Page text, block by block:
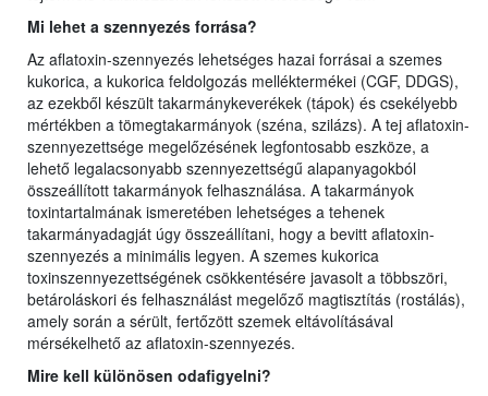
Mi lehet a szennyezés forrása?
Az aflatoxin-szennyezés lehetséges hazai forrásai a szemes
kukorica, a kukorica feldolgozás melléktermékei (CGF, DDGS),
az ezekből készült takarmánykeverékek (tápok) és csekélyebb
mértékben a tömegtakarmányok (széna, szilázs). A tej aflatoxin-
szennyezettsége megelőzésének legfontosabb eszköze, a
lehető legalacsonyabb szennyezettségű alapanyagokból
összeállított takarmányok felhasználása. A takarmányok
toxintartalmának ismeretében lehetséges a tehenek
takarmányadagját úgy összeállítani, hogy a bevitt aflatoxin-
szennyezés a minimális legyen. A szemes kukorica
toxinszennyezettségének csökkentésére javasolt a többszöri,
betároláskori és felhasználást megelőző magtisztítás (rostálás),
amely során a sérült, fertőzött szemek eltávolításával
mérsékelhető az aflatoxin-szennyezés.
Mire kell különösen odafigyelni?